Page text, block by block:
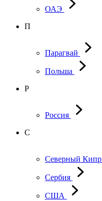
ОАЭ
П
Парагвай
Польша
Р
Россия
С
Северный Кипр
Сербия
США